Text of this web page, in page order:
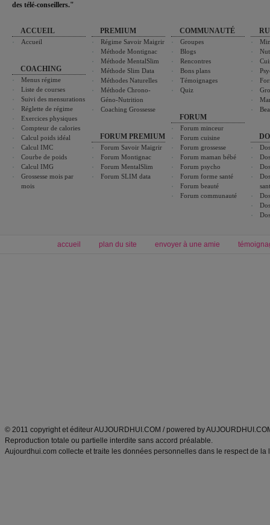
des télé-conseillers."
ACCUEIL
Accueil
COACHING
Menus régime
Liste de courses
Suivi des mensurations
Réglette de régime
Exercices physiques
Compteur de calories
Calcul poids idéal
Calcul IMC
Courbe de poids
Calcul IMG
Grossesse mois par
mois
PREMIUM
Régime Savoir Maigrir
Méthode Montignac
Méthode MentalSlim
Méthode Slim Data
Méthodes Naturelles
Méthode Chrono-
Géno-Nutrition
Coaching Grossesse
FORUM PREMIUM
Forum Savoir Maigrir
Forum Montignac
Forum MentalSlim
Forum SLIM data
COMMUNAUTÉ
Groupes
Blogs
Rencontres
Bons plans
Témoignages
Quiz
FORUM
Forum minceur
Forum cuisine
Forum grossesse
Forum maman bébé
Forum psycho
Forum forme santé
Forum beauté
Forum communauté
accueil plan du site envoyer à une amie
© 2011 copyright et éditeur AUJOURDHUI.COM / powered by
Reproduction totale ou partielle interdite sans accord préalable.
Aujourdhui.com collecte et traite les données personnelles dans le respect de